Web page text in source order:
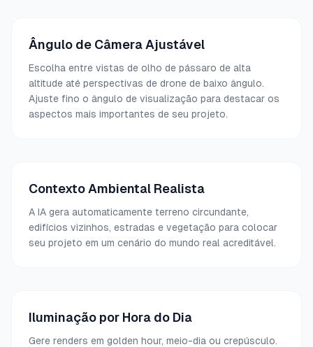
Ângulo de Câmera Ajustável
Escolha entre vistas de olho de pássaro de alta
altitude até perspectivas de drone de baixo ângulo.
Ajuste fino o ângulo de visualização para destacar os
aspectos mais importantes de seu projeto.
Contexto Ambiental Realista
A IA gera automaticamente terreno circundante,
edifícios vizinhos, estradas e vegetação para colocar
seu projeto em um cenário do mundo real acreditável.
Iluminação por Hora do Dia
Gere renders em golden hour, meio-dia ou crepúsculo.